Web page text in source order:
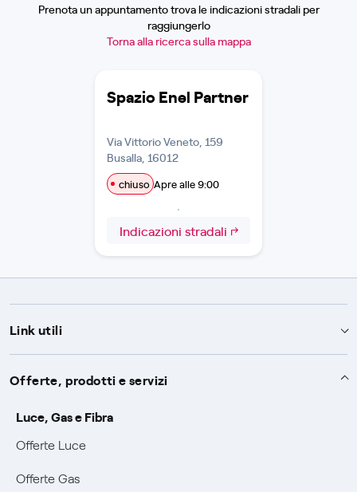
Prenota un appuntamento trova le indicazioni stradali per
raggiungerlo
Torna alla ricerca sulla mappa
Spazio Enel Partner
Via Vittorio Veneto, 159
Busalla, 16012
chiuso Apre alle 9:00
Indicazioni stradali
Link utili
Assistenza
Avvisi
SOS luce e gas
Conciliazioni e risoluzione delle controversie
Servizi
Servizio di salvaguardia
Servizio default di distribuzione
Collabora con noi
Sponsorizzazioni
Offerte, prodotti e servizi
Luce, Gas e Fibra
Offerte Luce
Offerte Gas